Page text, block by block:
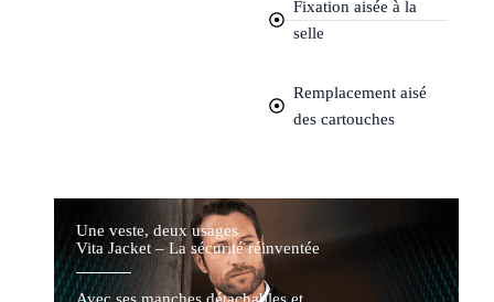
Fixation aisée à la
selle
Remplacement aisé
des cartouches
Une veste, deux usages
Vita Jacket – La sécurité réinventée